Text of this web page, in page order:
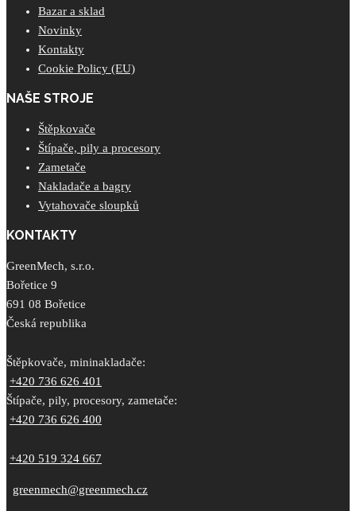
Bazar a sklad
Novinky
Kontakty
Cookie Policy (EU)
NAŠE STROJE
Štěpkovače
Štípače, pily a procesory
Zametače
Nakladače a bagry
Vytahovače sloupků
KONTAKTY
GreenMech, s.r.o.
Bořetice 9
691 08 Bořetice
Česká republika
Štěpkovače, mininakladače:
+420 736 626 401
Štípače, pily, procesory, zametače:
+420 736 626 400
+420 519 324 667
greenmech@greenmech.cz